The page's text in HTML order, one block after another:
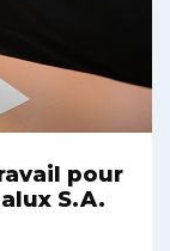
pour
S.A.